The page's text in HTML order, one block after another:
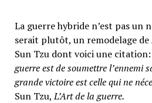
La guerre hybride n’est pas un
serait plutôt, un remodelage de
Sun Tzu dont voici une citation:
guerre est de soumettre l’ennemi
grande victoire est celle qui ne
Sun Tzu,L’Art de la guerre.